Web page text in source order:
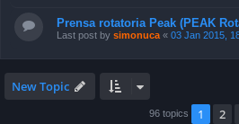
Prensa rotatoria Peak (PEAK
Last post by simonuca « 03 Jan 2015,
New Topic
96 topics 1 2